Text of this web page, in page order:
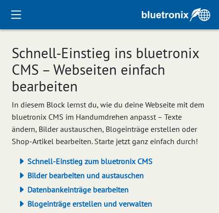
Schnell-Einstieg ins bluetronix
CMS – Webseiten einfach
bearbeiten
In diesem Block lernst du, wie du deine Webseite mit dem
bluetronix CMS im Handumdrehen anpasst – Texte
ändern, Bilder austauschen, Blogeinträge erstellen oder
Shop-Artikel bearbeiten. Starte jetzt ganz einfach durch!
Schnell-Einstieg zum bluetronix CMS
Bilder bearbeiten und austauschen
Datenbankeinträge bearbeiten
Blogeinträge erstellen und verwalten